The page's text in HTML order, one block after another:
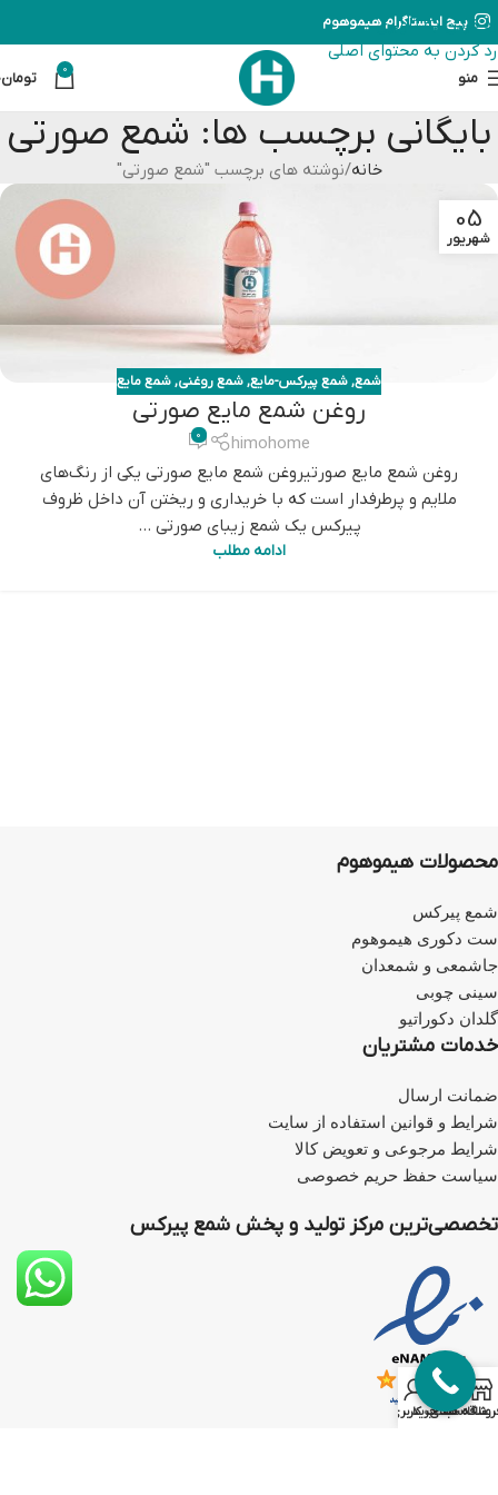
رد کردن به ناوبری
رد کردن به محتوای اصلی
پیج اینستاگرام هیموهوم
منو 0 تومان
بایگانی برچسب ها: شمع صورتی
خانه نوشته های برچسب "شمع صورتی"
05
شهریور
شمع,شمع پیرکس-مایع,شمع روغنی,شمع مایع
روغن شمع مایع صورتی
himohome
0
روغن شمع مایع صورتیروغن شمع مایع صورتی یکی از رنگ‌های
ملایم و پرطرفدار است که با خریداری و ریختن آن داخل ظروف
پیرکس یک شمع زیبای صورتی ...
ادامه مطلب
محصولات هیموهوم
شمع پیرکس
ست دکوری هیموهوم
جاشمعی و شمعدان
سینی چوبی
گلدان دکوراتیو
خدمات مشتریان
ضمانت ارسال
شرایط و قوانین استفاده از سایت
شرایط مرجوعی و تعویض کالا
سیاست حفظ حریم خصوصی
تخصصی‌ترین مرکز تولید و پخش شمع پیرکس
علاقه مندی
0
سبد خرید
حساب کاربری من